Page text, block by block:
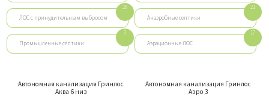
ЛОС с принудительным выбросом
28
Анаэробные септики
21
Промышленные септики
3
Аэрационные ЛОС
17
Автономная канализация Гринлос
Аква 6 низ
Автономная канализация Гринлос
Аэро 3